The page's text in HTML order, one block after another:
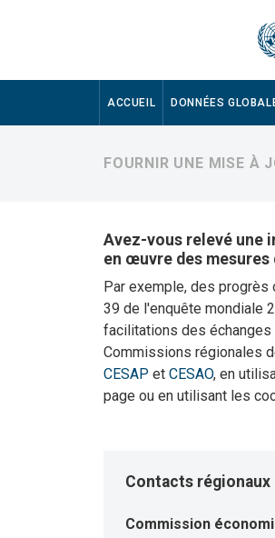
Main
ACCUEIL DONNÉES
FOURNIR UNE MISE À
Avez-vous relevé une
en œuvre des mesures
Par exemple, des
39 de l'enquête mondiale
facilitations des
Commissions régionales
CESAP et CESAO, en
page ou en utilisant les
Contacts
Commission